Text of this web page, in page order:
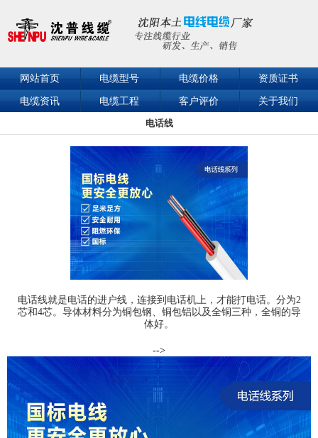
网站首页 电缆型号 电缆价格 资质证书
电缆资讯 电缆工程 客户评价 关于我们
电话线
电话线就是电话的进户线，连接到电话机上，才能打电话。分为2
芯和4芯。导体材料分为铜包钢、铜包铝以及全铜三种，全铜的导
体好。
-->